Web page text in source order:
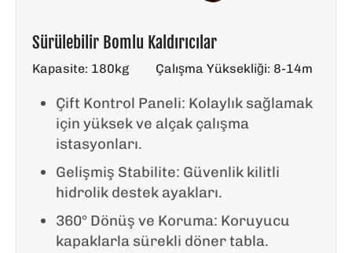
Sürülebilir Bomlu Kaldırıcılar
Kapasite: 180kg Çalışma Yüksekliği: 8-14m
Çift Kontrol Paneli: Kolaylık sağlamak
için yüksek ve alçak çalışma
istasyonları.
Gelişmiş Stabilite: Güvenlik kilitli
hidrolik destek ayakları.
360° Dönüş ve Koruma: Koruyucu
kapaklarla sürekli döner tabla.